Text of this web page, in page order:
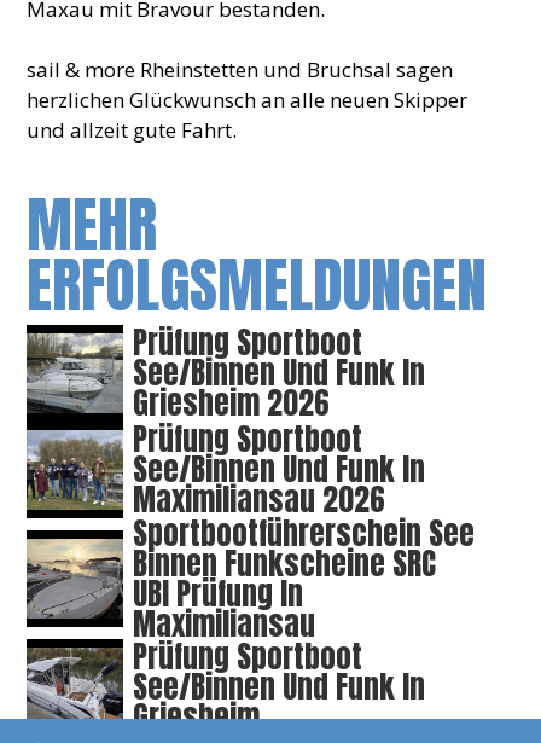
Maxau mit Bravour bestanden.
sail & more Rheinstetten und Bruchsal sagen
herzlichen Glückwunsch an alle neuen Skipper
und allzeit gute Fahrt.
MEHR
ERFOLGSMELDUNGEN
Prüfung Sportboot
See/Binnen Und Funk In
Griesheim 2026
Prüfung Sportboot
See/Binnen Und Funk In
Maximiliansau 2026
Sportbootführerschein See
Binnen Funkscheine SRC
UBI Prüfung In
Maximiliansau
Prüfung Sportboot
See/Binnen Und Funk In
Griesheim